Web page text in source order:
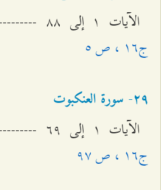
الآيات ۱ إلى ۸۸ --------------------------------
ج۱٦ ، ص ٥
٢٩- سورة العنكبوت
الآيات ۱ إلى ٦٩ --------------------------------
ج۱٦ ، ص ٩۷